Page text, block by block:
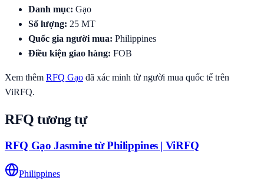
Danh mục: Gạo
Số lượng: 25 MT
Quốc gia người mua: Philippines
Điều kiện giao hàng: FOB
Xem thêm RFQ Gạo đã xác minh từ người mua quốc tế trên
ViRFQ.
RFQ tương tự
RFQ Gạo Jasmine từ Philippines | ViRFQ
Philippines